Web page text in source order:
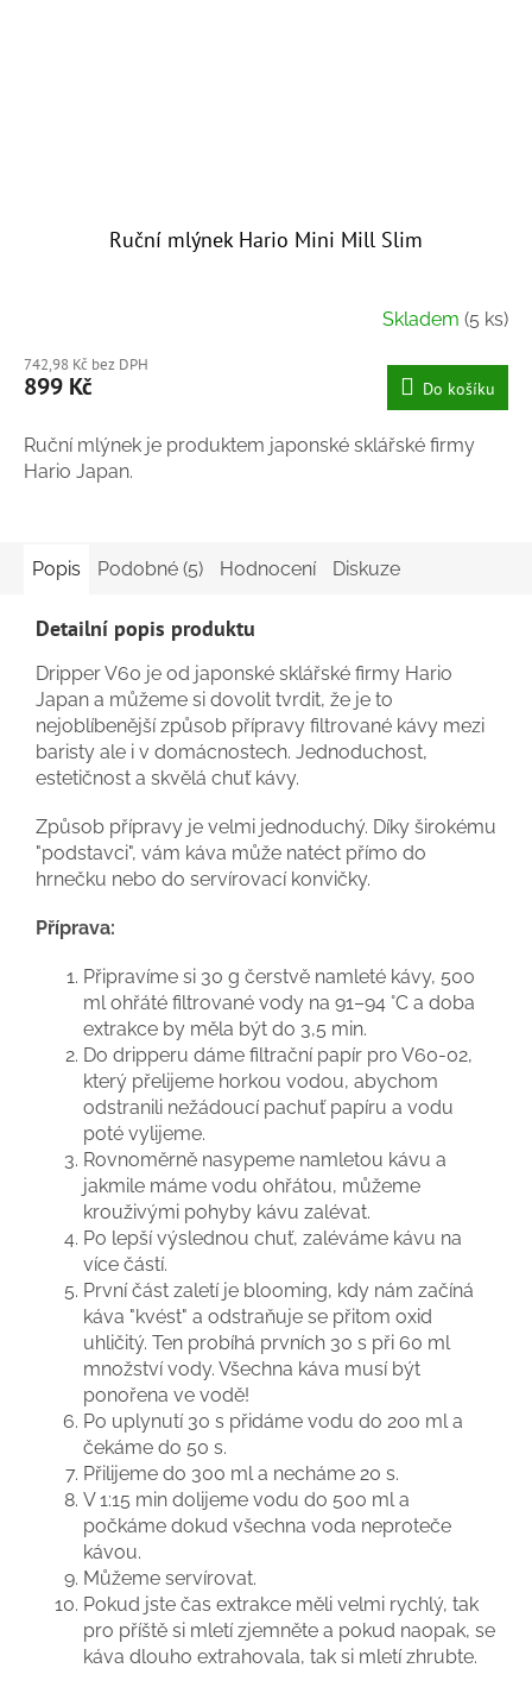
Ruční mlýnek Hario Mini Mill Slim
Skladem (5 ks)
742,98 Kč bez DPH
899 Kč Do košíku
Ruční mlýnek je produktem japonské sklářské firmy
Hario Japan.
Popis Podobné (5) Hodnocení Diskuze
Detailní popis produktu
Dripper V60 je od japonské sklářské firmy Hario
Japan a můžeme si dovolit tvrdit, že je to
nejoblíbenější způsob přípravy filtrované kávy mezi
baristy ale i v domácnostech. Jednoduchost,
estetičnost a skvělá chuť kávy.
Způsob přípravy je velmi jednoduchý. Díky širokému
"podstavci", vám káva může natéct přímo do
hrnečku nebo do servírovací konvičky.
Příprava:
Připravíme si 30 g čerstvě namleté kávy, 500
ml ohřáté filtrované vody na 91–94 °C a doba
extrakce by měla být do 3,5 min.
Do dripperu dáme filtrační papír pro V60-02,
který přelijeme horkou vodou, abychom
odstranili nežádoucí pachuť papíru a vodu
poté vylijeme.
Rovnoměrně nasypeme namletou kávu a
jakmile máme vodu ohřátou, můžeme
krouživými pohyby kávu zalévat.
Po lepší výslednou chuť, zaléváme kávu na
více částí.
První část zaletí je blooming, kdy nám začíná
káva "kvést" a odstraňuje se přitom oxid
uhličitý. Ten probíhá prvních 30 s při 60 ml
množství vody. Všechna káva musí být
ponořena ve vodě!
Po uplynutí 30 s přidáme vodu do 200 ml a
čekáme do 50 s.
Přilijeme do 300 ml a necháme 20 s.
V 1:15 min dolijeme vodu do 500 ml a
počkáme dokud všechna voda neproteče
kávou.
Můžeme servírovat.
Pokud jste čas extrakce měli velmi rychlý, tak
pro příště si mletí zjemněte a pokud naopak, se
káva dlouho extrahovala, tak si mletí zhrubte.